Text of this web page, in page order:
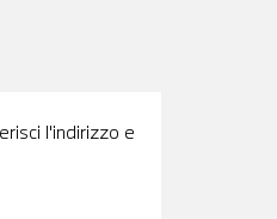
l'indirizzo e